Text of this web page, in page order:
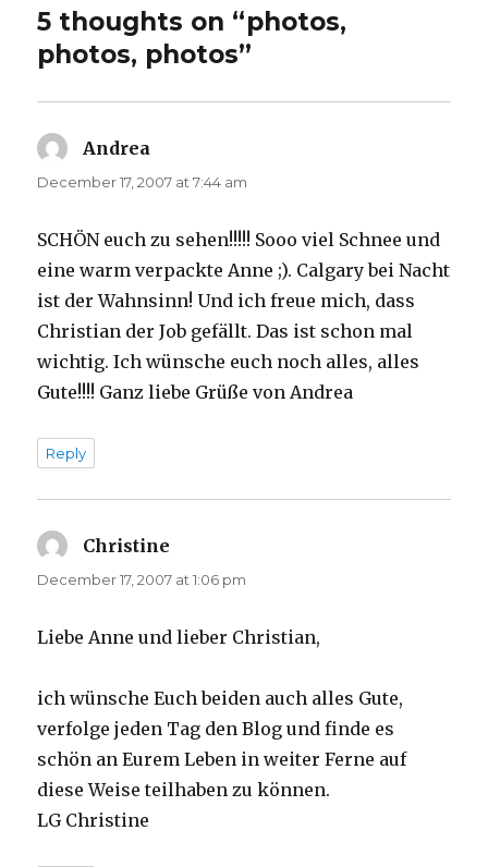
5 thoughts on “photos,
photos, photos”
Andrea
December 17, 2007 at 7:44 am
SCHÖN euch zu sehen!!!!! Sooo viel Schnee und
eine warm verpackte Anne ;). Calgary bei Nacht
ist der Wahnsinn! Und ich freue mich, dass
Christian der Job gefällt. Das ist schon mal
wichtig. Ich wünsche euch noch alles, alles
Gute!!!! Ganz liebe Grüße von Andrea
Reply
Christine
December 17, 2007 at 1:06 pm
Liebe Anne und lieber Christian,
ich wünsche Euch beiden auch alles Gute,
verfolge jeden Tag den Blog und finde es
schön an Eurem Leben in weiter Ferne auf
diese Weise teilhaben zu können.
LG Christine